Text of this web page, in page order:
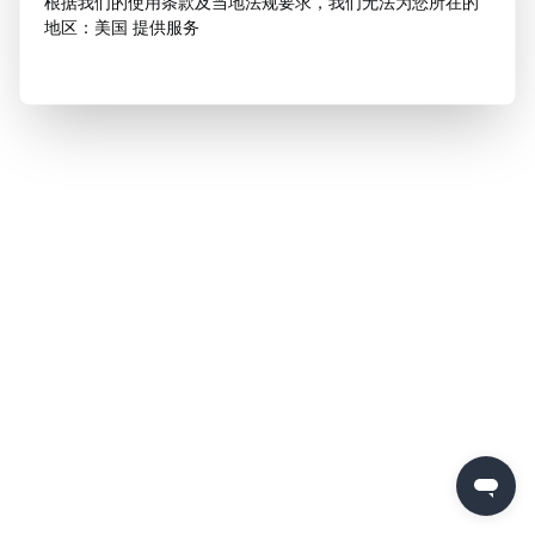
地区：美国 提供服务